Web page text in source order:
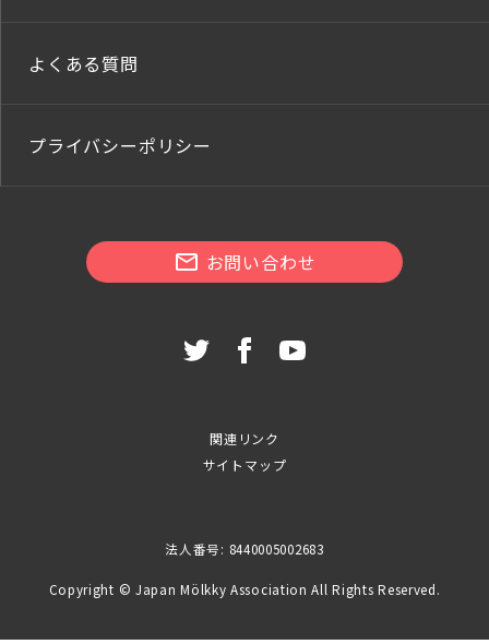
よくある質問
プライバシーポリシー
お問い合わせ
関連リンク
サイトマップ
法人番号: 8440005002683
Copyright © Japan Mölkky Association All Rights Reserved.